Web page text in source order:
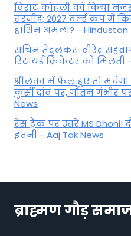
विराट कोहली को किया
तरजीह; 2027 वर्ल्ड कप में
हाशिम अमला? - Hindustan
सचिन तेंदुलकर-वीरेंद्र
रिटायर्ड क्रिकेटर को मिलती
श्रीलंका में फेल हुए तो
कुर्सी दांव पर, गौतम गंभीर
News
रेस ट्रैक पर उतरे MS
इतनी - Aaj Tak News
ब्राह्मण गौड़